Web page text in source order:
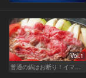
Vol.1
普通の鍋はお断り！イマドキ女子のハートを掴むのはこんな"進化鍋"